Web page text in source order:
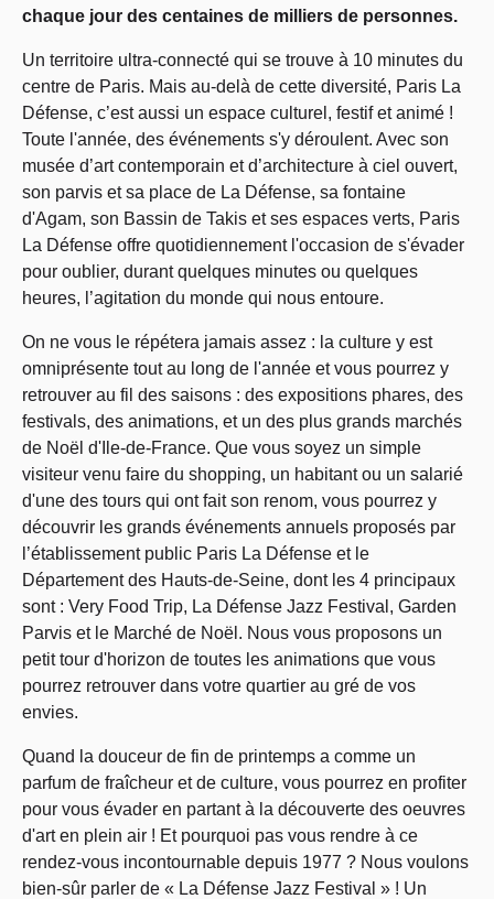
chaque jour des centaines de milliers de personnes.
Un territoire ultra-connecté qui se trouve à 10 minutes du
centre de Paris. Mais au-delà de cette diversité, Paris La
Défense, c’est aussi un espace culturel, festif et animé !
Toute l'année, des événements s'y déroulent. Avec son
musée d’art contemporain et d’architecture à ciel ouvert,
son parvis et sa place de La Défense, sa fontaine
d'Agam, son Bassin de Takis et ses espaces verts, Paris
La Défense offre quotidiennement l'occasion de s'évader
pour oublier, durant quelques minutes ou quelques
heures, l’agitation du monde qui nous entoure.
On ne vous le répétera jamais assez : la culture y est
omniprésente tout au long de l'année et vous pourrez y
retrouver au fil des saisons : des expositions phares, des
festivals, des animations, et un des plus grands marchés
de Noël d'Ile-de-France. Que vous soyez un simple
visiteur venu faire du shopping, un habitant ou un salarié
d'une des tours qui ont fait son renom, vous pourrez y
découvrir les grands événements annuels proposés par
l’établissement public Paris La Défense et le
Département des Hauts-de-Seine, dont les 4 principaux
sont : Very Food Trip, La Défense Jazz Festival, Garden
Parvis et le Marché de Noël. Nous vous proposons un
petit tour d'horizon de toutes les animations que vous
pourrez retrouver dans votre quartier au gré de vos
envies.
Quand la douceur de fin de printemps a comme un
parfum de fraîcheur et de culture, vous pourrez en profiter
pour vous évader en partant à la découverte des oeuvres
d'art en plein air ! Et pourquoi pas vous rendre à ce
rendez-vous incontournable depuis 1977 ? Nous voulons
bien-sûr parler de « La Défense Jazz Festival » ! Un